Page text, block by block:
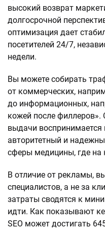
высокий возврат
долгосрочной
оптимизация дает
посетителей 24/7,
недели.
Вы можете собирать
от коммерческих,
до информационных,
кожей после филлеров».
выдачи воспринимается
авторитетный и
сферы медицины, где на
В отличие от рекламы,
специалистов, а не за
затраты сводятся к
идти. Как показывают
SEO может достигать